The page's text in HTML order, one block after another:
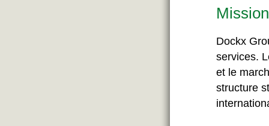
Dockx
services.
et le
structure